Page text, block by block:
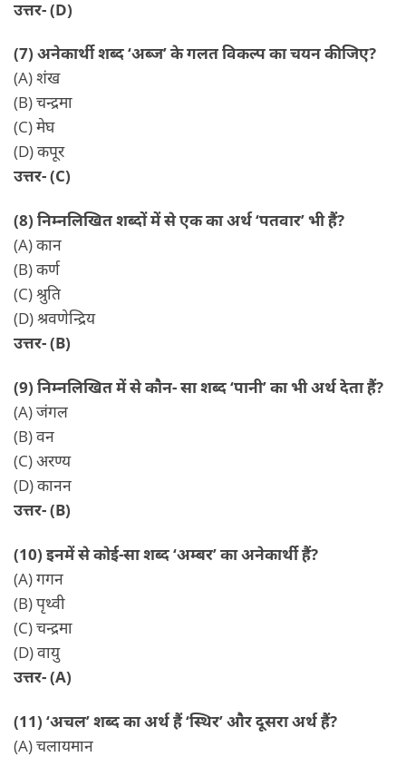
उत्तर- (D)
(7) अनेकार्थी शब्द ‘अब्ज’ के गलत विकल्प का चयन कीजिए?
(A) शंख
(B) चन्द्रमा
(C) मेघ
(D) कपूर
उत्तर- (C)
(8) निम्नलिखित शब्दों में से एक का अर्थ ‘पतवार’ भी हैं?
(A) कान
(B) कर्ण
(C) श्रुति
(D) श्रवणेन्द्रिय
उत्तर- (B)
(9) निम्नलिखित में से कौन- सा शब्द ‘पानी’ का भी अर्थ देता हैं?
(A) जंगल
(B) वन
(C) अरण्य
(D) कानन
उत्तर- (B)
(10) इनमें से कोई-सा शब्द ‘अम्बर’ का अनेकार्थी हैं?
(A) गगन
(B) पृथ्वी
(C) चन्द्रमा
(D) वायु
उत्तर- (A)
(11) ‘अचल’ शब्द का अर्थ हैं ‘स्थिर’ और दूसरा अर्थ हैं?
(A) चलायमान